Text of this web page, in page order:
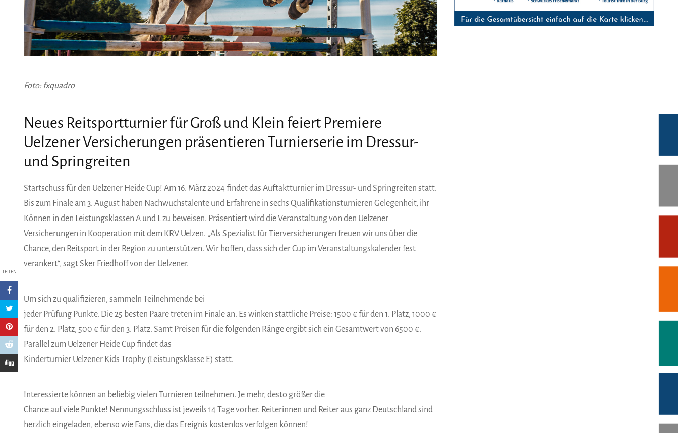
TEILEN
Foto: fxquadro
Neues Reitsportturnier für Groß und Klein feiert Premiere
Uelzener Versicherungen präsentieren Turnierserie im Dressur-
und Springreiten
Startschuss für den Uelzener Heide Cup! Am 16. März 2024 findet das Auftaktturnier im Dressur- und Springreiten statt.
Bis zum Finale am 3. August haben Nachwuchstalente und Erfahrene in sechs Qualifikationsturnieren Gelegenheit, ihr
Können in den Leistungsklassen A und L zu beweisen. Präsentiert wird die Veranstaltung von den Uelzener
Versicherungen in Kooperation mit dem KRV Uelzen. „Als Spezialist für Tierversicherungen freuen wir uns über die
Chance, den Reitsport in der Region zu unterstützen. Wir hoffen, dass sich der Cup im Veranstaltungskalender fest
verankert“, sagt Sker Friedhoff von der Uelzener.
Um sich zu qualifizieren, sammeln Teilnehmende bei
jeder Prüfung Punkte. Die 25 besten Paare treten im Finale an. Es winken stattliche Preise: 1500 € für den 1. Platz, 1000 €
für den 2. Platz, 500 € für den 3. Platz. Samt Preisen für die folgenden Ränge ergibt sich ein Gesamtwert von 6500 €.
Parallel zum Uelzener Heide Cup findet das
Kinderturnier Uelzener Kids Trophy ­(Leistungsklasse E) statt.
Interessierte können an beliebig vielen Turnieren teilnehmen. Je mehr, desto größer die
Chance auf viele Punkte! Nennungsschluss ist jeweils 14 Tage vorher. Reiterinnen und Reiter aus ganz Deutschland sind
herzlich eingeladen, ebenso wie Fans, die das Ereignis kostenlos verfolgen können!